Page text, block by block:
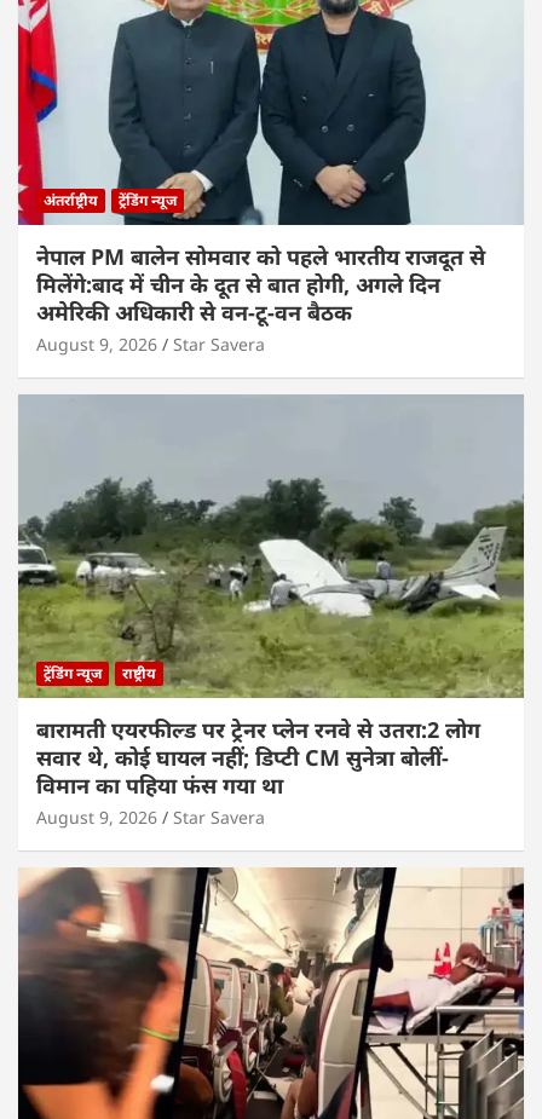
अंतर्राष्ट्रीय ट्रेंडिंग न्यूज
नेपाल PM बालेन सोमवार को पहले भारतीय राजदूत से
मिलेंगे:बाद में चीन के दूत से बात होगी, अगले दिन
अमेरिकी अधिकारी से वन-टू-वन बैठक
August 9, 2026 Star Savera
ट्रेंडिंग न्यूज राष्ट्रीय
बारामती एयरफील्ड पर ट्रेनर प्लेन रनवे से उतरा:2 लोग
सवार थे, कोई घायल नहीं; डिप्टी CM सुनेत्रा बोलीं-
विमान का पहिया फंस गया था
August 9, 2026 Star Savera